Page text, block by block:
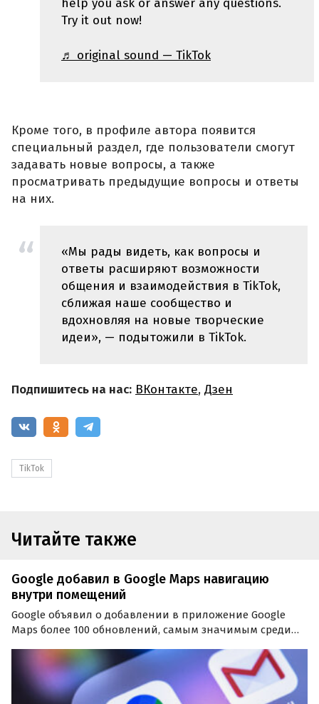
help you ask or answer any questions.
Try it out now!
♬ original sound — TikTok
Кроме того, в профиле автора появится
специальный раздел, где пользователи смогут
задавать новые вопросы, а также
просматривать предыдущие вопросы и ответы
на них.
«Мы рады видеть, как вопросы и
ответы расширяют возможности
общения и взаимодействия в TikTok,
сближая наше сообщество и
вдохновляя на новые творческие
идеи», — подытожили в TikTok.
Подпишитесь на нас: ВКонтакте, Дзен
TikTok
Читайте также
Google добавил в Google Maps навигацию
внутри помещений
Google объявил о добавлении в приложение Google
Maps более 100 обновлений, самым значимым среди
помещений. Новая функция, получившая название Live
View, в форме дополненной реальности позволит
перемещаться с…